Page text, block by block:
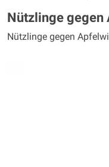
Nützlinge gegen
Nützlinge gegen